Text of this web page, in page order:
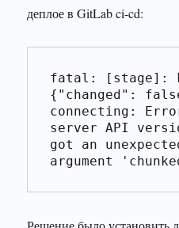
деплое в GitLab ci-cd:
fatal: [stage]:
{"changed":
connecting:
server API
got an
argument